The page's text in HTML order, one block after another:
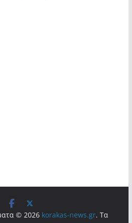
© 2026 korakas-news.gr. Τα